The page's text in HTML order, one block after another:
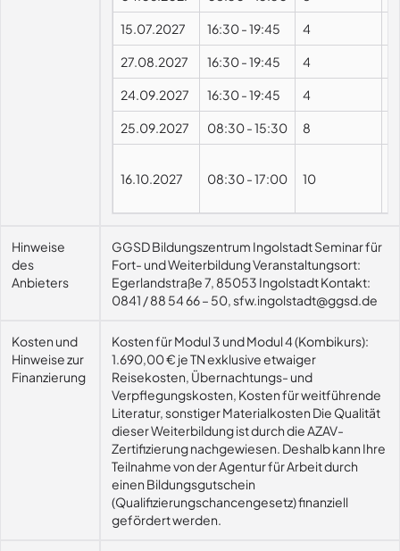
15.07.2027 16:30-19:45 4
27.08.2027 16:30-19:45 4
24.09.2027 16:30-19:45 4
25.09.2027 08:30-15:30 8
16.10.2027 08:30-17:00 10
Hinweise
des
Anbieters
GGSD Bildungszentrum Ingolstadt Seminar für
Fort- und Weiterbildung Veranstaltungsort:
Egerlandstraße 7, 85053 Ingolstadt Kontakt:
0841 / 88 54 66 – 50, sfw.ingolstadt@ggsd.de
Kosten und
Hinweise zur
Finanzierung
Kosten für Modul 3 und Modul 4 (Kombikurs):
1.690,00 € je TN exklusive etwaiger
Reisekosten, Übernachtungs- und
Verpflegungskosten, Kosten für weitführende
Literatur, sonstiger Materialkosten Die Qualität
dieser Weiterbildung ist durch die AZAV-
Zertifizierung nachgewiesen. Deshalb kann Ihre
Teilnahme von der Agentur für Arbeit durch
einen Bildungsgutschein
(Qualifizierungschancengesetz) finanziell
gefördert werden.